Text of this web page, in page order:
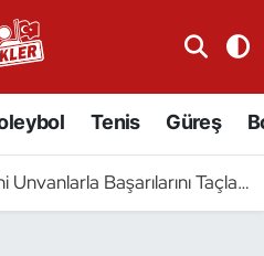
Tenis Güreş
Başarılarını Taçlandırdı